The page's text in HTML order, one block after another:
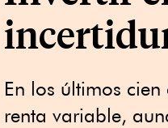
En los últimos
renta variable,